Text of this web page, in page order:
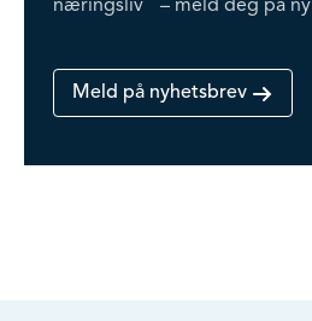
næringsliv – meld deg på
Meld på nyhetsbrev